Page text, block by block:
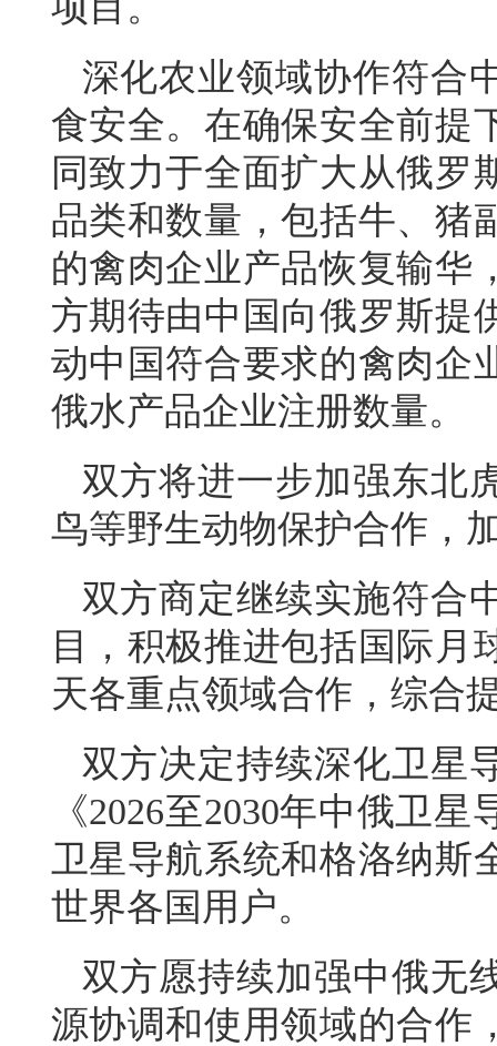
深化农业领域协作符合
食安全。在确保安全前提
同致力于全面扩大从俄罗
品类和数量，包括牛、猪
的禽肉企业产品恢复输华
方期待由中国向俄罗斯提
动中国符合要求的禽肉企
俄水产品企业注册数量。
双方将进一步加强东北
鸟等野生动物保护合作，
双方商定继续实施符合
目，积极推进包括国际月
天各重点领域合作，综合
双方决定持续深化卫星
《2026至2030年中俄卫
卫星导航系统和格洛纳斯
世界各国用户。
双方愿持续加强中俄无
源协调和使用领域的合作